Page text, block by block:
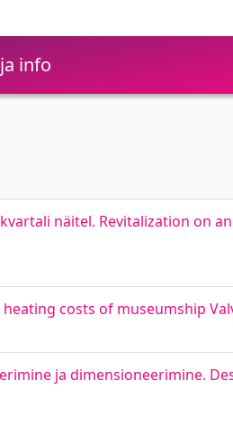
info
näitel. Revitalization on
costs of museumship
ja dimensioneerimine.